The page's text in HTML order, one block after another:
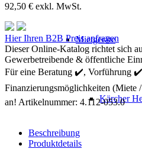
Mietgeräte
Kärcher
92,50 € exkl. MwSt.
Kärcher
Becher-
Schaumlanze
Basic
Menge
Hier Ihren B2B Preis anfragen
Dieser Online-Katalog richtet sich
Gewerbetreibende & öffentliche
Für eine Beratung ✔️, Vorführung
Finanzierungsmöglichkeiten (Miete
an! Artikelnummer: 4.112-053.0
Beschreibung
Produktdetails